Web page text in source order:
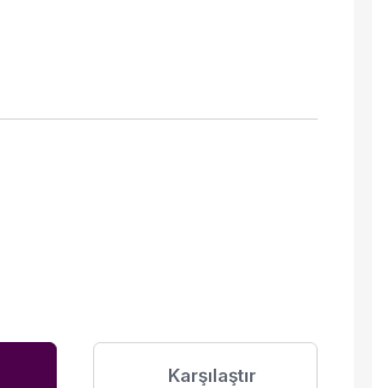
Karşılaştır